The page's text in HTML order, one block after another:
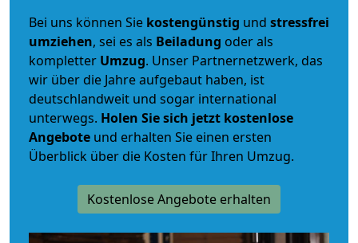
Bei uns können Sie kostengünstig und stressfrei
umziehen, sei es als Beiladung oder als
kompletter Umzug. Unser Partnernetzwerk, das
wir über die Jahre aufgebaut haben, ist
deutschlandweit und sogar international
unterwegs. Holen Sie sich jetzt kostenlose
Angebote und erhalten Sie einen ersten
Überblick über die Kosten für Ihren Umzug.
Kostenlose Angebote erhalten